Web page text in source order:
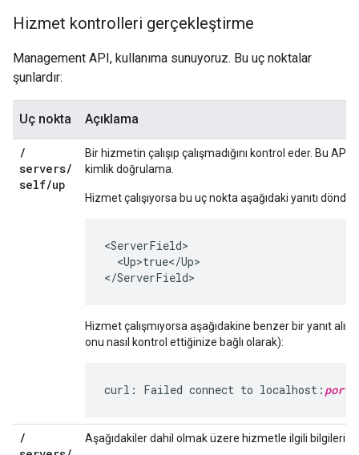
Hizmet kontrolleri gerçekleştirme
Management API, kullanıma sunuyoruz. Bu uç noktalar
şunlardır:
Uç nokta Açıklama
/
servers/
self/up
Bir hizmetin çalışıp çalışmadığını kontrol eder. Bu API
kimlik doğrulama.
Hizmet çalışıyorsa bu uç nokta aşağıdaki yanıtı
<ServerField>
  <Up>true</Up>
</ServerField>
Hizmet çalışmıyorsa aşağıdakine benzer bir yanıt
onu nasıl kontrol ettiğinize bağlı olarak):
curl: Failed connect to localhost:
/
Aşağıdakiler dahil olmak üzere hizmetle ilgili bilgileri